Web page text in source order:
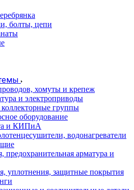
болты, цепи
хомуты и крепеж
и электроприводы
группы
оборудование
и КИПиА
водонагреватели
предохранительная арматура и
уплотнения, защитные покрытия